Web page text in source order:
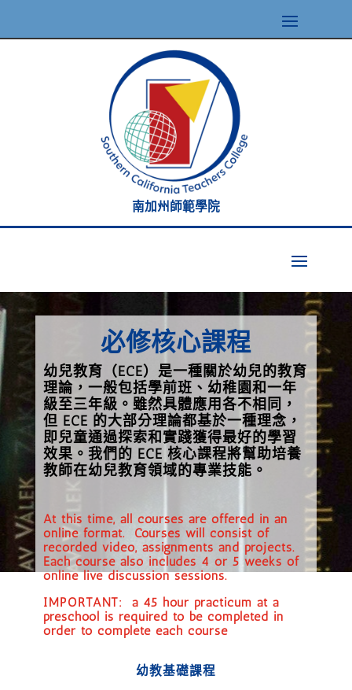
南加州師範學院
必修核心課程
幼兒教育（ECE）是一種關於幼兒的教育
理論，一般包括學前班、幼稚園和一年
級至三年級。雖然具體應用各不相同，
但 ECE 的大部分理論都基於一種理念，
即兒童通過探索和實踐獲得最好的學習
效果。我們的 ECE 核心課程將幫助培養
教師在幼兒教育領域的專業技能。
At this time, all courses are offered in an
online format. Courses will consist of
recorded video, assignments and projects.
Each course also includes 4 or 5 weeks of
online live discussion sessions.
IMPORTANT: a 45 hour practicum at a
preschool is required to be completed in
order to complete each course
幼教基礎課程